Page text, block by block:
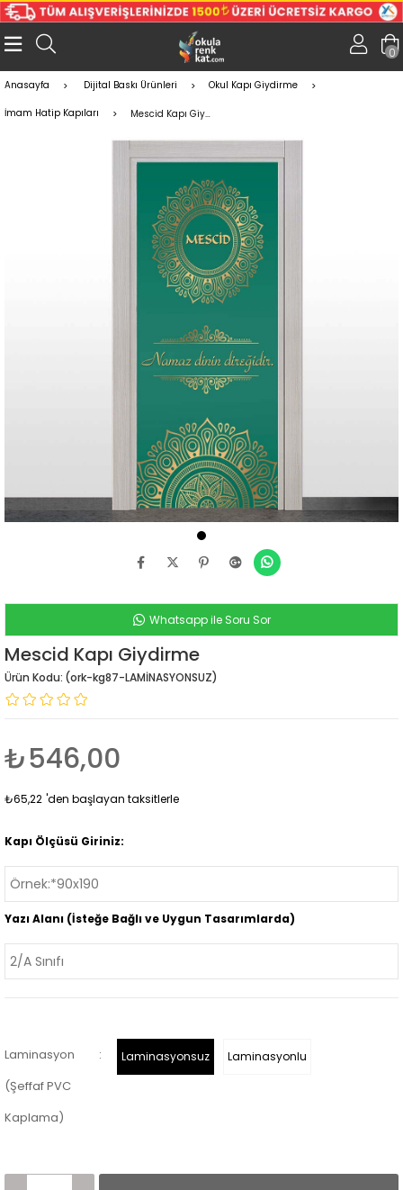
0
Anasayfa Dijital Baskı Ürünleri Okul Kapı Giydirme
İmam Hatip Kapıları Mescid Kapı Giydirme
Whatsapp ile Soru Sor
Mescid Kapı Giydirme
(ork-kg87-LAMİNASYONSUZ)
₺546,00
₺65,22 'den başlayan taksitlerle
Kapı Ölçüsü Giriniz:
Yazı Alanı (İsteğe Bağlı ve Uygun Tasarımlarda)
Laminasyon
(Şeffaf PVC
Kaplama)
: Laminasyonsuz Laminasyonlu